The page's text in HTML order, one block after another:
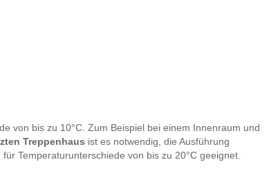
von bis zu 10°C. Zum Beispiel bei einem Innenraum und
Treppenhaus ist es notwendig, die Ausführung
Temperaturunterschiede von bis zu 20°C geeignet.